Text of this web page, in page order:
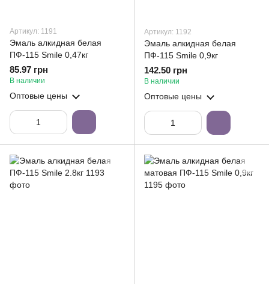
Артикул: 1191
Эмаль алкидная белая
ПФ-115 Smile 0,47кг
85.97 грн
В наличии
Оптовые цены
Артикул: 1192
Эмаль алкидная белая
ПФ-115 Smile 0,9кг
142.50 грн
В наличии
Оптовые цены